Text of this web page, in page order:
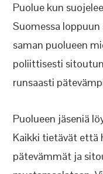
Puolue kun
Suomessa
saman puolueen
poliittisesti
runsaasti
Puolueen jäseniä
Kaikki tietävät että
pätevämmät ja